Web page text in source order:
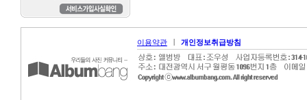
이용약관 | 개인정보취급방침